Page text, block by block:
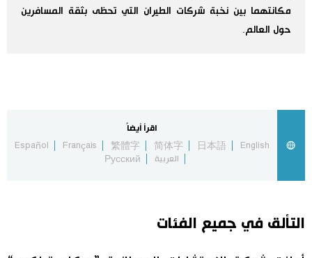
صور
تجارب وآراء
سياسة
مجتمع
الأكثر تفاعلا
موسوعة اليابان
هو وهي
مكانتهما بين نخبة شركات الطيران التي تحظى بثقة المسافرين
حول العالم.
اقرأ أيضاً
English
日本語
简体字
繁體字
Français
Español
العربية
Русский
التألق في جميع الفئات